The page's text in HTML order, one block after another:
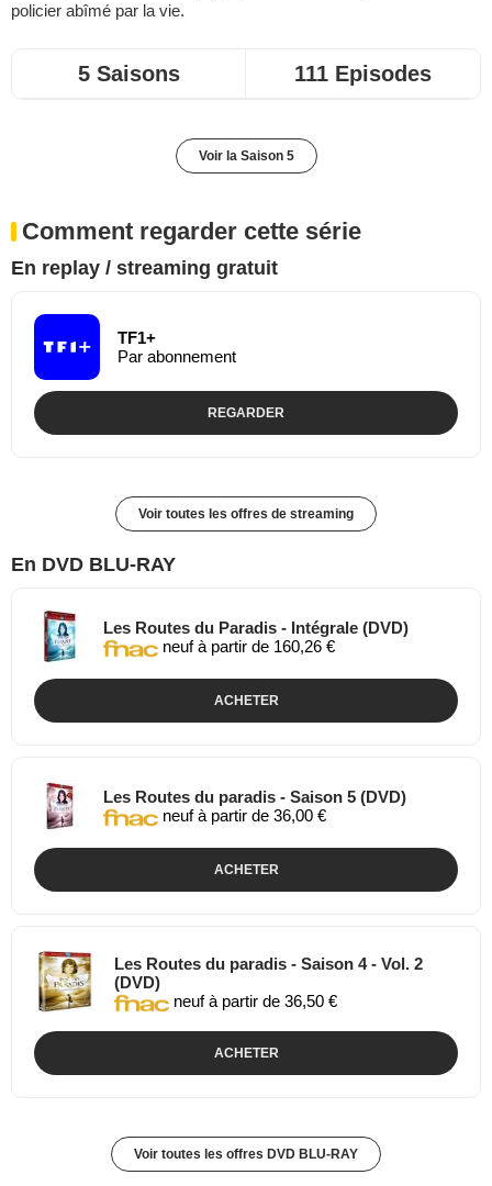
policier abîmé par la vie.
5 Saisons 111 Episodes
Voir la Saison 5
Comment regarder cette série
En replay / streaming gratuit
TF1+
Par abonnement
REGARDER
Voir toutes les offres de streaming
En DVD BLU-RAY
Les Routes du Paradis - Intégrale (DVD)
neuf à partir de 160,26 €
ACHETER
Les Routes du paradis - Saison 5 (DVD)
neuf à partir de 36,00 €
ACHETER
Les Routes du paradis - Saison 4 - Vol. 2
(DVD)
neuf à partir de 36,50 €
ACHETER
Voir toutes les offres DVD BLU-RAY